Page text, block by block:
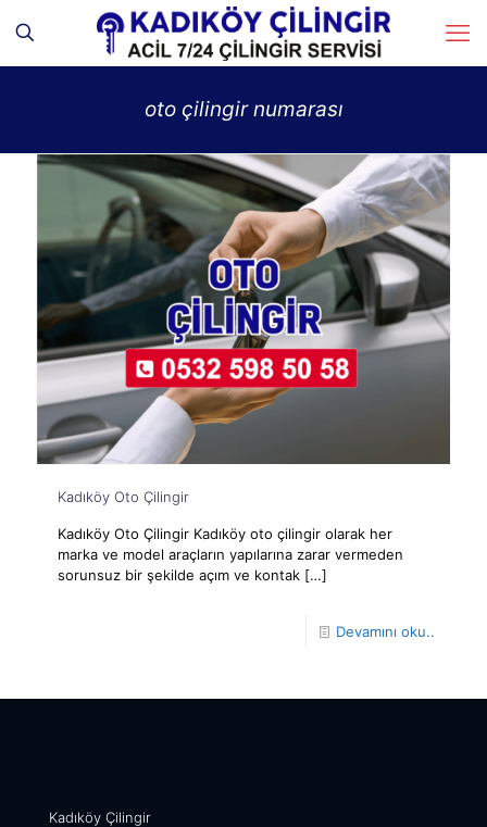
oto çilingir numarası
Kadıköy Oto Çilingir
Kadıköy Oto Çilingir Kadıköy oto çilingir olarak her
marka ve model araçların yapılarına zarar vermeden
sorunsuz bir şekilde açım ve kontak […]
Devamını oku..
Kadıköy Çilingir